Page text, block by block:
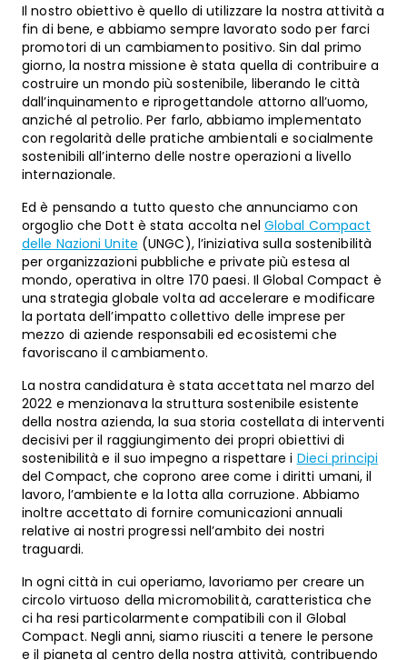
Il nostro obiettivo è quello di utilizzare la nostra attività a
fin di bene, e abbiamo sempre lavorato sodo per farci
promotori di un cambiamento positivo. Sin dal primo
giorno, la nostra missione è stata quella di contribuire a
costruire un mondo più sostenibile, liberando le città
dall’inquinamento e riprogettandole attorno all’uomo,
anziché al petrolio. Per farlo, abbiamo implementato
con regolarità delle pratiche ambientali e socialmente
sostenibili all’interno delle nostre operazioni a livello
internazionale.
Ed è pensando a tutto questo che annunciamo con
orgoglio che Dott è stata accolta nel Global Compact
delle Nazioni Unite (UNGC), l’iniziativa sulla sostenibilità
per organizzazioni pubbliche e private più estesa al
mondo, operativa in oltre 170 paesi. Il Global Compact è
una strategia globale volta ad accelerare e modificare
la portata dell’impatto collettivo delle imprese per
mezzo di aziende responsabili ed ecosistemi che
favoriscano il cambiamento.
La nostra candidatura è stata accettata nel marzo del
2022 e menzionava la struttura sostenibile esistente
della nostra azienda, la sua storia costellata di interventi
decisivi per il raggiungimento dei propri obiettivi di
sostenibilità e il suo impegno a rispettare i Dieci principi
del Compact, che coprono aree come i diritti umani, il
lavoro, l’ambiente e la lotta alla corruzione. Abbiamo
inoltre accettato di fornire comunicazioni annuali
relative ai nostri progressi nell’ambito dei nostri
traguardi.
In ogni città in cui operiamo, lavoriamo per creare un
circolo virtuoso della micromobilità, caratteristica che
ci ha resi particolarmente compatibili con il Global
Compact. Negli anni, siamo riusciti a tenere le persone
e il pianeta al centro della nostra attività, contribuendo